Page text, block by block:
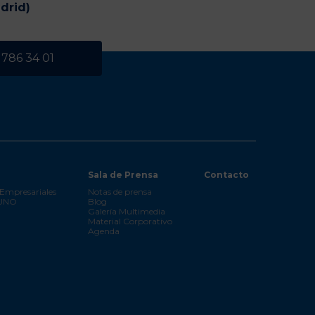
786 34 01
Sala de Prensa
Notas de prensa
Blog
Galería Multimedia
Material Corporativo
Agenda
Contacto